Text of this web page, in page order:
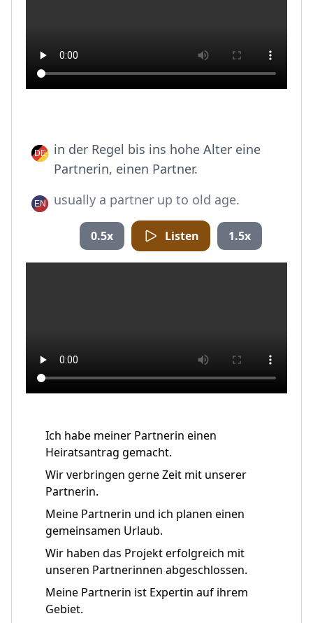
in der Regel bis ins hohe Alter eine
Partnerin, einen Partner.
usually a partner up to old age.
0.5x Listen 1.5x
Ich habe meiner Partnerin einen
Heiratsantrag gemacht.
Wir verbringen gerne Zeit mit unserer
Partnerin.
Meine Partnerin und ich planen einen
gemeinsamen Urlaub.
Wir haben das Projekt erfolgreich mit
unseren Partnerinnen abgeschlossen.
Meine Partnerin ist Expertin auf ihrem
Gebiet.